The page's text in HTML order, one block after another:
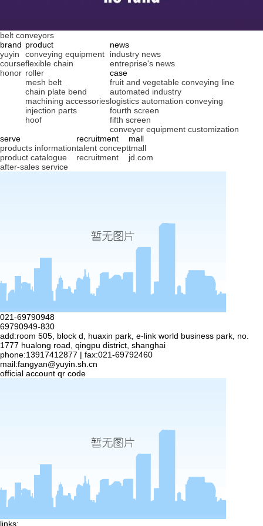
belt conveyors
brand
yuyin
course
honor
product
conveying equipment
flexible chain
roller
mesh belt
chain plate bend
machining accessories
injection parts
hoof
news
industry news
entreprise's news
case
fruit and vegetable conveying line
automated industry
logistics automation conveying
fourth screen
fifth screen
conveyor equipment customization
serve
products information
product catalogue
after-sales service
recruitment
talent concept
recruitment
mall
tmall
jd.com
021-69790948
69790949-830
add:room 505, block d, huaxin park, e-link world business park, no.
1777 hualong road, qingpu district, shanghai
phone:13917412877 | fax:021-69792460
mail:fangyan@yuyin.sh.cn
official account qr code
links: